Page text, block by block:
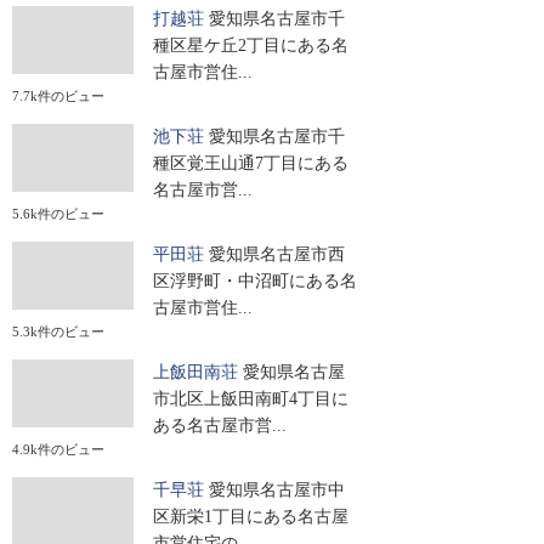
打越荘 愛知県名古屋市千
種区星ケ丘2丁目にある名
古屋市営住...
7.7k件のビュー
池下荘 愛知県名古屋市千
種区覚王山通7丁目にある
名古屋市営...
5.6k件のビュー
平田荘 愛知県名古屋市西
区浮野町・中沼町にある名
古屋市営住...
5.3k件のビュー
上飯田南荘 愛知県名古屋
市北区上飯田南町4丁目に
ある名古屋市営...
4.9k件のビュー
千早荘 愛知県名古屋市中
区新栄1丁目にある名古屋